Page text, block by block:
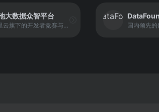
大数据众智平台
阿里云旗下的开发者竞赛与数据科研平台，建立起“数据众智与众创”的开放生态。它通过举办数据科学、人工智能等主题的竞赛活动，汇聚全球技术力量解决复杂业务问题，同时提供实验资源与工具支持参与者的实践学习和技能提升。